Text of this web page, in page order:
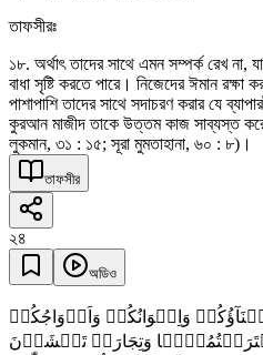
তাফসীরঃ
১৮. অর্থাৎ তাদের সাথে এমন সম্পর্ক রেখ না,
বাধা সৃষ্টি করতে পারে। নিজেদের ঈমান রক্ষা
পাশাপাশি তাদের সাথে সদাচরণ করার যে
কুরআন মাজীদ তাকে উত্তম কাজ সাব্যস্ত
লুকমান, ৩১ : ১৫; সূরা মুমতাহানা, ৬০ : ৮)।
তাফসীর
২৪
অডিও
وَاِخۡوَانُکُمۡ وَاَزۡوَاجُکُمۡ
وَتِجَارَۃٌ تَخۡشَوۡنَ